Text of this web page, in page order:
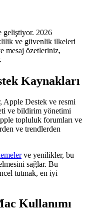
geliştiyor. 2026
ve güvenlik ilkeleri
mesaj özetleriniz,
Kaynakları
Apple Destek ve resmi
ve bildirim yönetimi
topluluk forumları ve
ve trendlerden
ve yenilikler, bu
sağlar. Bu
tutmak, en iyi
Kullanımı